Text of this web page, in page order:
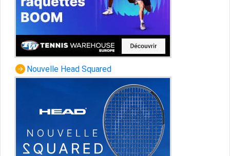
Nouvelle Head Squared